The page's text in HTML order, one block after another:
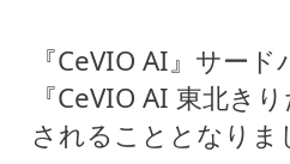
『CeVIO AI』サー
『CeVIO AI 東北き
されることとなりま